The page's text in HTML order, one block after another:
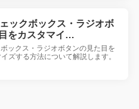
ックボックス・ラジオボ
をカスタマイ…
ックス・ラジオボタンの見た目を
ズする方法について解説します。